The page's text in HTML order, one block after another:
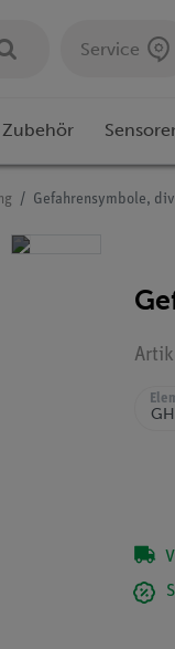
Service
Zubehör
Gefahrensymbole,